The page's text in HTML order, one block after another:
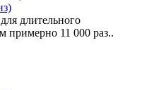
длительного
примерно 11 000 раз..